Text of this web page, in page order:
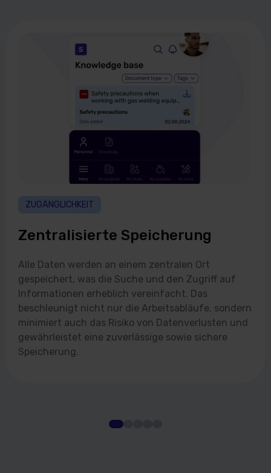
ZUGÄNGLICHKEIT
Zentralisierte Speicherung
Alle Daten werden an einem zentralen Ort
gespeichert, was die Suche und den Zugriff auf
Informationen erheblich vereinfacht. Das
beschleunigt nicht nur die Arbeitsabläufe, sondern
minimiert auch das Risiko von Datenverlusten und
gewährleistet eine zuverlässige sowie sichere
Speicherung.